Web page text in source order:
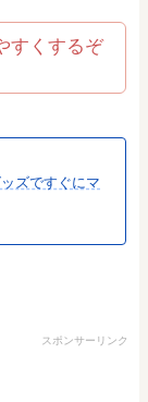
すくするぞ
ズですぐにマ
スポンサーリンク